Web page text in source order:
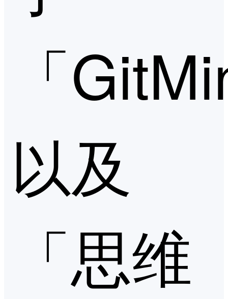
「
以及
「思维